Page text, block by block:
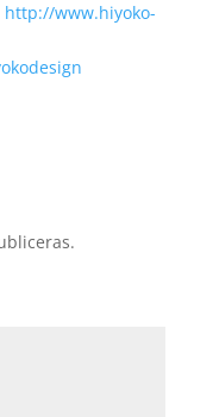
http://www.hiyoko-